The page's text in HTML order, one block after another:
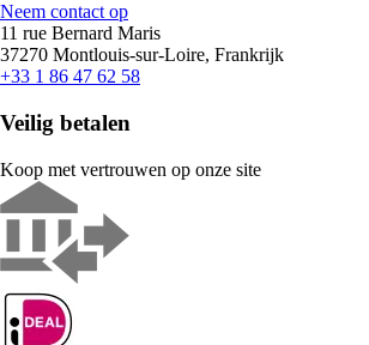
Neem contact op
11 rue Bernard Maris
37270 Montlouis-sur-Loire, Frankrijk
+33 1 86 47 62 58
Veilig betalen
Koop met vertrouwen op onze site